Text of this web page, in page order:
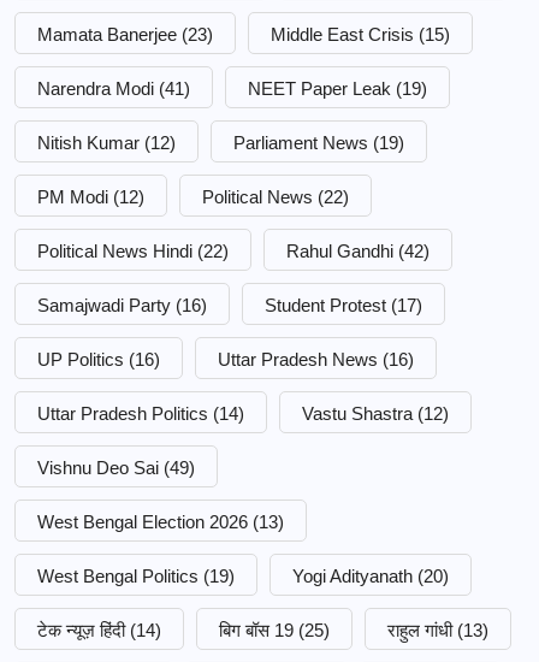
Mamata Banerjee (23) Middle East Crisis (15)
Narendra Modi (41) NEET Paper Leak (19)
Nitish Kumar (12) Parliament News (19)
PM Modi (12) Political News (22)
Political News Hindi (22) Rahul Gandhi (42)
Samajwadi Party (16) Student Protest (17)
UP Politics (16) Uttar Pradesh News (16)
Uttar Pradesh Politics (14) Vastu Shastra (12)
Vishnu Deo Sai (49)
West Bengal Election 2026 (13)
West Bengal Politics (19) Yogi Adityanath (20)
टेक न्यूज़ हिंदी (14) बिग बॉस 19 (25) राहुल गांधी (13)